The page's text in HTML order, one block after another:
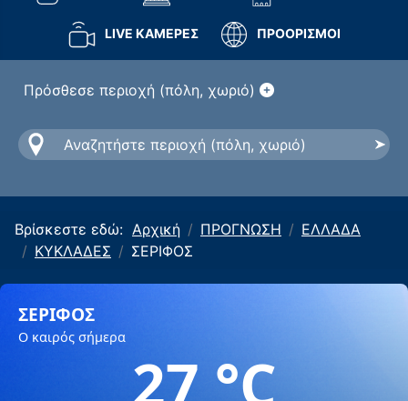
LIVE ΚΑΜΕΡΕΣ ΠΡΟΟΡΙΣΜΟΙ
Πρόσθεσε περιοχή (πόλη, χωριό)
Βρίσκεστε εδώ: Αρχική ΠΡΟΓΝΩΣΗ
ΕΛΛΑΔΑ
ΚΥΚΛΑΔΕΣ
ΣΕΡΙΦΟΣ
ΣΕΡΙΦΟΣ
Ο καιρός σήμερα
27 °C